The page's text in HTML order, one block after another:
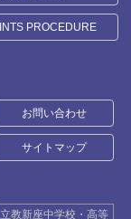
PROCEDURE
お問い合わせ
サイトマップ
立教新座中学校・高等